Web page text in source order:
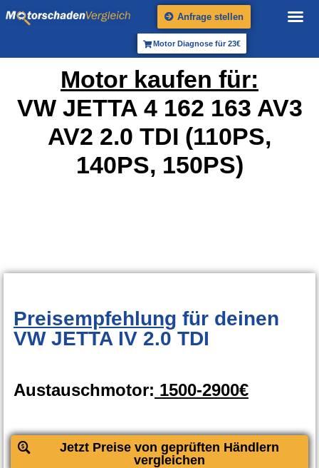
Anfrage stellen
Motor Diagnose für 23€
Motor kaufen für:
VW JETTA 4 162 163 AV3
AV2 2.0 TDI (110PS,
140PS, 150PS)
Preisempfehlung für deinen
VW JETTA IV 2.0 TDI
Austauschmotor: 1500-2900€
Jetzt Preise von geprüften Händlern
vergleichen